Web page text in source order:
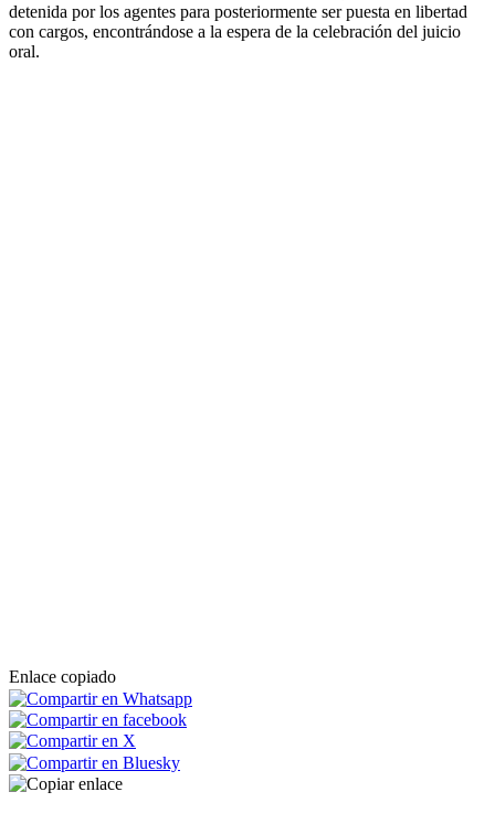
detenida por los agentes para posteriormente ser puesta en libertad
con cargos, encontrándose a la espera de la celebración del juicio
oral.
Enlace copiado